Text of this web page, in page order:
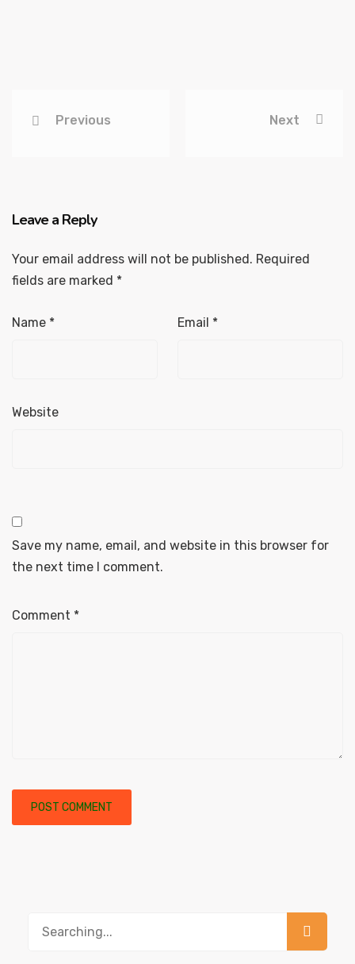
Previous Next
Leave a Reply
Your email address will not be published. Required
fields are marked *
Name * Email *
Website
Save my name, email, and website in this browser for
the next time I comment.
Comment *